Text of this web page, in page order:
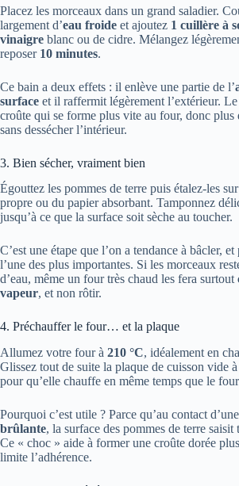
Placez les morceaux dans un grand saladier.
largement d’eau froide et ajoutez 1 cuillère à
vinaigre blanc ou de cidre. Mélangez
reposer 10 minutes.
Ce bain a deux effets : il enlève une partie de l’
surface et il raffermit légèrement l’extérieur.
croûte qui se forme plus vite au four, donc plus
sans dessécher l’intérieur.
3. Bien sécher, vraiment bien
Égouttez les pommes de terre puis étalez-les
propre ou du papier absorbant. Tamponnez
jusqu’à ce que la surface soit sèche au toucher.
C’est une étape que l’on a tendance à bâcler, et
l’une des plus importantes. Si les morceaux
d’eau, même un four très chaud les fera surtout
vapeur, et non rôtir.
4. Préchauffer le four… et la plaque
Allumez votre four à 210 °C, idéalement en
Glissez tout de suite la plaque de cuisson vide
pour qu’elle chauffe en même temps que le
Pourquoi c’est utile ? Parce qu’au contact d’une
brûlante, la surface des pommes de terre saisit
Ce « choc » aide à former une croûte dorée
limite l’adhérence.